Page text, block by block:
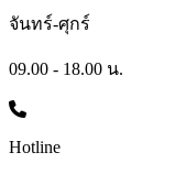
จันทร์-ศุกร์
09.00 - 18.00 น.
Hotline